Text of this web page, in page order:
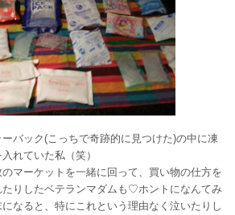
バック(こっちで奇跡的に見つけた)の中に凍
れていた私（笑）
マーケットを一緒に回って、買い物の仕方を
りしたベテランマダムも♡ホントになんてみ
なると、特にこれという理由なく泣いたりし